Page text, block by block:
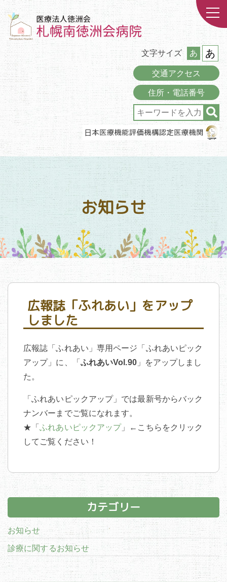
文字サイズ あ あ
交通アクセス
住所・電話番号
お知らせ
広報誌「ふれあい」をアップ
しました
広報誌「ふれあい」専用ページ「ふれあいピック
アップ」に、「 ふれあいVol.90」をアップしまし
た。
「ふれあいピックアップ」では最新号からバック
ナンバーまでご覧になれます。
★「ふれあいピックアップ」←こちらをクリック
してご覧ください！
カテゴリー
お知らせ
診療に関するお知らせ